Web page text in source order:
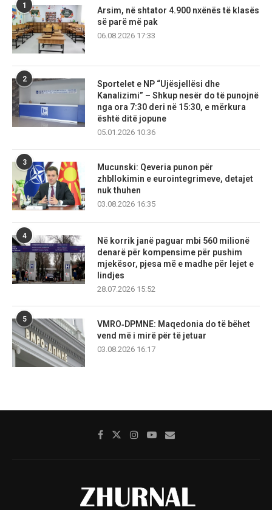
1
Arsim, në shtator 4.900 nxënës të klasës
së parë më pak
06.08.2026 17:33
2
Sportelet e NP “Ujësjellësi dhe
Kanalizimi” – Shkup nesër do të punojnë
nga ora 7:30 deri në 15:30, e mërkura
është ditë jopune
05.01.2026 10:36
3
Mucunski: Qeveria punon për
zhbllokimin e eurointegrimeve, detajet
nuk thuhen
03.08.2026 16:35
4
Në korrik janë paguar mbi 560 milionë
denarë për kompensime për pushim
mjekësor, pjesa më e madhe për lejet e
lindjes
28.07.2026 15:52
5
VMRO‑DPMNE: Maqedonia do të bëhet
vend më i mirë për të jetuar
03.08.2026 16:17